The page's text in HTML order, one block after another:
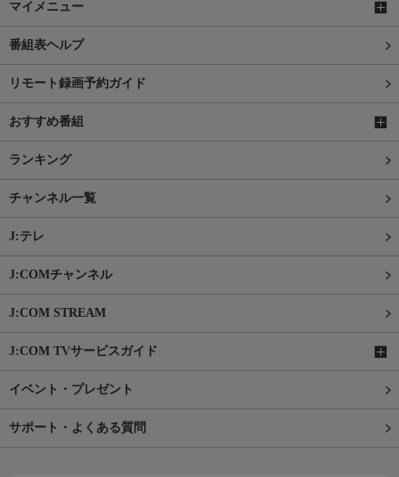
マイメニュー
番組表ヘルプ
リモート録画予約ガイド
おすすめ番組
ランキング
チャンネル一覧
J:テレ
J:COMチャンネル
J:COM STREAM
J:COM TVサービスガイド
イベント・プレゼント
サポート・よくある質問